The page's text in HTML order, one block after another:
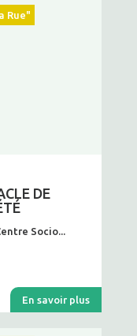
DE
Socio...
En savoir plus
Rue"